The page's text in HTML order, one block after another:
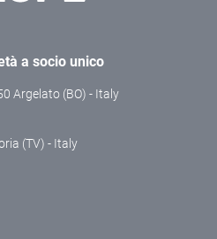
a socio unico
Argelato (BO) - Italy
(TV) - Italy